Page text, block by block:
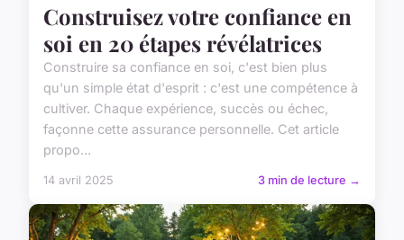
Construisez votre confiance en
soi en 20 étapes révélatrices
Construire sa confiance en soi, c'est bien plus
qu'un simple état d'esprit : c'est une compétence à
cultiver. Chaque expérience, succès ou échec,
façonne cette assurance personnelle. Cet article
propo...
14 avril 2025 3 min de lecture →